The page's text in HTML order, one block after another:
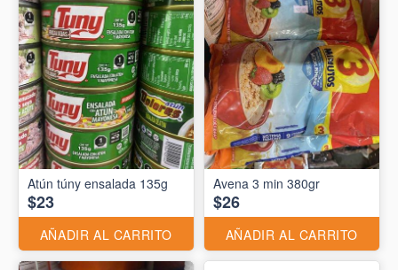
Atún túny ensalada 135g
$23
AÑADIR AL CARRITO
Avena 3 min 380gr
$26
AÑADIR AL CARRITO